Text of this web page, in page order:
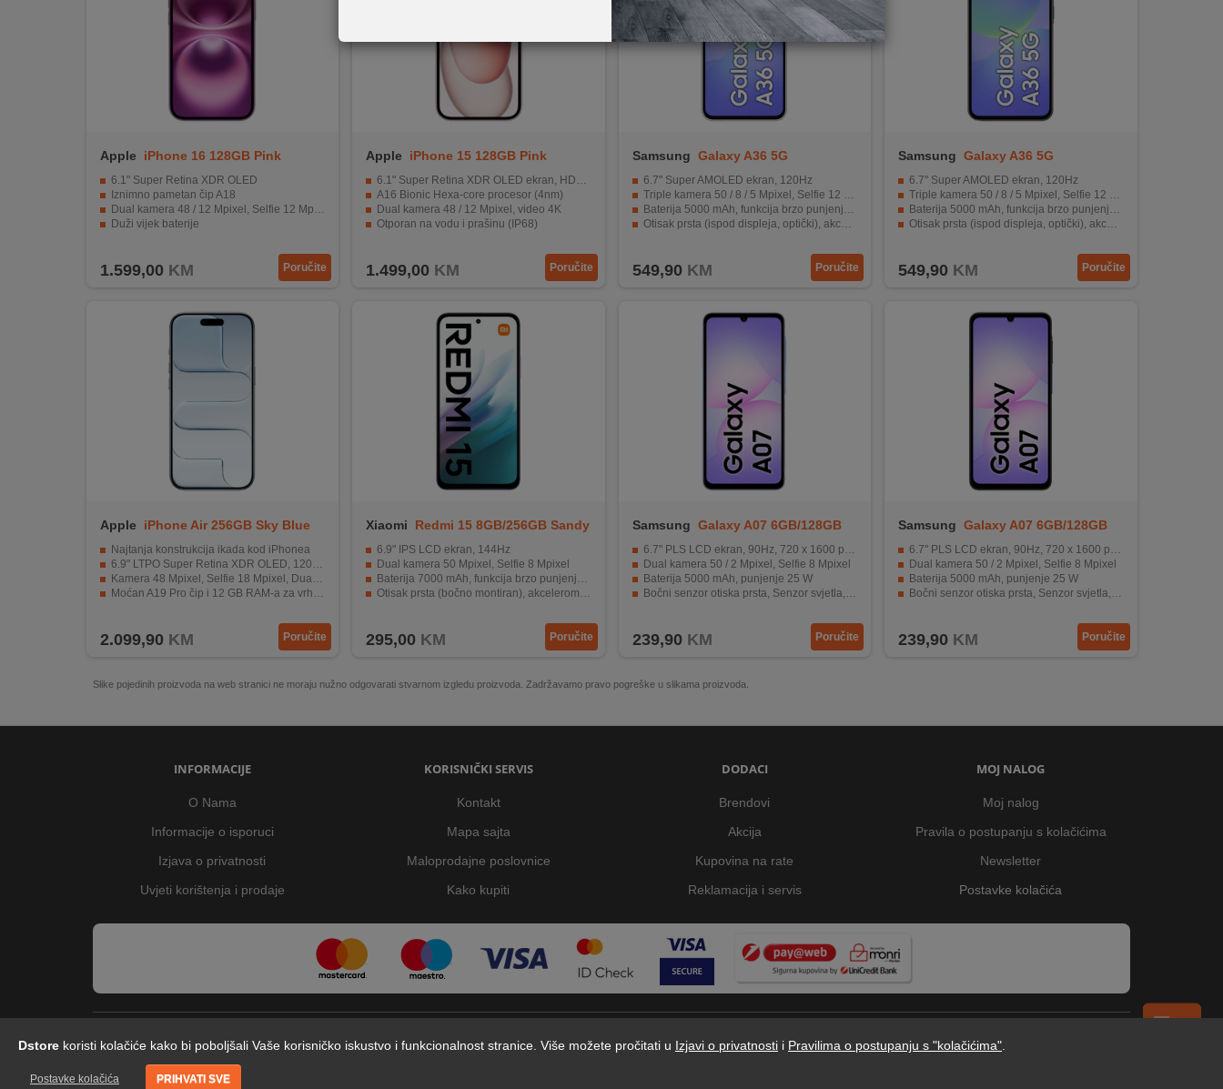
INOSTRANSTVA
UČINKOVITOSTI
Dstore koristi kolačiće kako bi poboljšali Vaše korisničko iskustvo i funkcionalnost stranice. Više možete pročitati u Izjavi o privatnosti i Pravilima o postupanju s "kolačićima"
Postavke kolačića PRIHVATI SVE
Apple iPhone 16 128GB Pink
6.1" Super Retina XDR OLED
Iznimno pametan čip A18
Dual kamera 48 / 12 Mpixel, Selfie 12 Mpixel
Duži vijek baterije
1.599,00 KM Poručite
Apple iPhone 15 128GB Pink
6.1" Super Retina XDR OLED ekran, HDR10
A16 Bionic Hexa-core procesor (4nm)
Dual kamera 48 / 12 Mpixel, video 4K
Otporan na vodu i prašinu (IP68)
1.499,00 KM Poručite
Samsung Galaxy A36 5G
6.7" Super AMOLED ekran, 120Hz
Triple kamera 50 / 8 / 5 Mpixel, Selfie 12 Mpixel
Baterija 5000 mAh, funkcija brzo punjenje 45 W
Otisak prsta (ispod displeja, optički), akcelerometar, žiroskop, kompas
549,90 KM Poručite
Samsung Galaxy A36 5G
6.7" Super AMOLED ekran, 120Hz
Triple kamera 50 / 8 / 5 Mpixel, Selfie 12 Mpixel
Baterija 5000 mAh, funkcija brzo punjenje 45 W
Otisak prsta (ispod displeja, optički), akcelerometar, žiroskop, kompas
549,90 KM Poručite
Apple iPhone Air 256GB Sky Blue
Najtanja konstrukcija ikada kod iPhonea
6.9" LTPO Super Retina XDR OLED, 120Hz
Kamera 48 Mpixel, Selfie 18 Mpixel, Dual-LED, 4K video
Moćan A19 Pro čip i 12 GB RAM-a za vrhunske performanse
2.099,90 KM Poručite
Xiaomi
Redmi 15 8GB/256GB Sandy
6.9" IPS LCD ekran, 144Hz
Dual kamera 50 Mpixel, Selfie 8 Mpixel
Baterija 7000 mAh, funkcija brzo punjenje 33 W
Otisak prsta (bočno montiran), akcelerometar, kompas
295,00 KM Poručite
Samsung Galaxy A07 6GB/128GB
6.7" PLS LCD ekran, 90Hz, 720 x 1600 pixel
Dual kamera 50 / 2 Mpixel, Selfie 8 Mpixel
Baterija 5000 mAh, punjenje 25 W
Bočni senzor otiska prsta, Senzor svjetla, Senzor blizine
239,90 KM Poručite
Samsung Galaxy A07 6GB/128GB
6.7" PLS LCD ekran, 90Hz, 720 x 1600 pixel
Dual kamera 50 / 2 Mpixel, Selfie 8 Mpixel
Baterija 5000 mAh, punjenje 25 W
Bočni senzor otiska prsta, Senzor svjetla, Senzor blizine
239,90 KM Poručite
Slike pojedinih proizvoda na web stranici ne moraju nužno odgovarati stvarnom izgledu proizvoda. Zadržavamo pravo pogreške u slikama proizvoda.
INFORMACIJE
O Nama
Informacije o isporuci
Izjava o privatnosti
Uvjeti korištenja i prodaje
KORISNIČKI SERVIS
Kontakt
Mapa sajta
Maloprodajne poslovnice
Kako kupiti
DODACI
Brendovi
Akcija
Kupovina na rate
Reklamacija i servis
MOJ NALOG
Moj nalog
Pravila o postupanju s kolačićima
Newsletter
Postavke kolačića